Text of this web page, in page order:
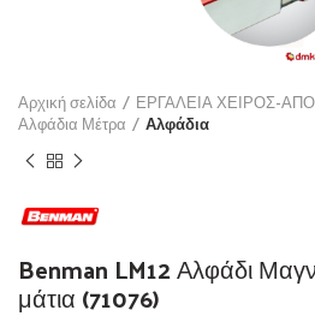
Αρχική σελίδα
ΕΡΓΑΛΕΙΑ ΧΕΙΡΟΣ-
Αλφάδια Μέτρα
Αλφάδια
Benman LM12 Αλφάδι
μάτια (71076)